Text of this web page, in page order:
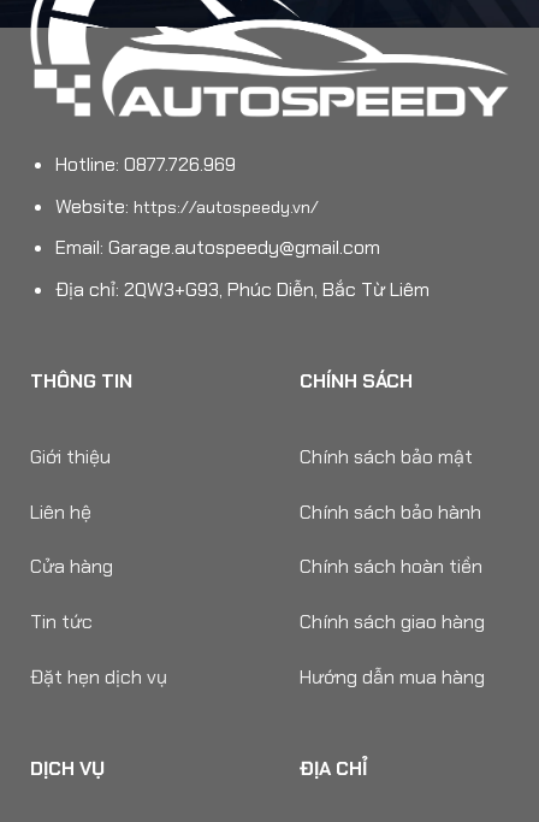
Hotline: 0877.726.969
Website: https://autospeedy.vn/
Email: Garage.autospeedy@gmail.com
Địa chỉ: 2QW3+G93, Phúc Diễn, Bắc Từ Liêm
THÔNG TIN
Giới thiệu
Liên hệ
Cửa hàng
Tin tức
Đặt hẹn dịch vụ
CHÍNH SÁCH
Chính sách bảo mật
Chính sách bảo hành
Chính sách hoàn tiền
Chính sách giao hàng
Hướng dẫn mua hàng
DỊCH VỤ ĐỊA CHỈ